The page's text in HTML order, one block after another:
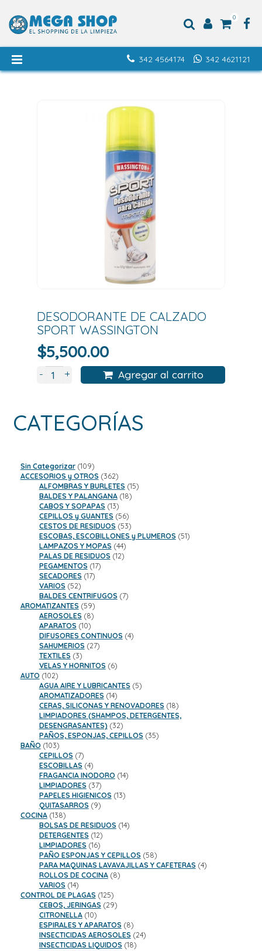
0
342 4621121
342 4564174
DESODORANTE DE CALZADO
SPORT WASSINGTON
$5,500.00
- + Agregar al carrito
CATEGORÍAS
Sin Categorizar 109109
productos
ACCESORIOS y OTROS 362362
productos
ALFOMBRAS Y BURLETES 1515
BALDES Y PALANGANA 1818
CABOS Y SOPAPAS 1313
productos
CEPILLOS y GUANTES 5656
productos
CESTOS DE RESIDUOS 5353
productos
ESCOBAS, ESCOBILLONES y PLUMEROS 5151
LAMPAZOS Y MOPAS 4444
productos
PALAS DE RESIDUOS 1212
PEGAMENTOS 1717
SECADORES 1717
VARIOS 5252
productos
BALDES CENTRIFUGOS 77
AROMATIZANTES 5959
productos
AEROSOLES 88
productos
APARATOS 1010
productos
DIFUSORES CONTINUOS 44
SAHUMERIOS 2727
TEXTILES 33
productos
VELAS Y HORNITOS 66
AUTO 102102
productos
AGUA AIRE Y LUBRICANTES 55
AROMATIZADORES 1414
productos
CERAS, SILICONAS Y RENOVADORES 1818
productos
LIMPIADORES (SHAMPOS, DETERGENTES,
DESENGRASANTES) 3232
productos
PAÑOS, ESPONJAS, CEPILLOS 3535
BAÑO 103103
productos
CEPILLOS 77
productos
ESCOBILLAS 44
productos
FRAGANCIA INODORO 1414
LIMPIADORES 3737
productos
PAPELES HIGIENICOS 1313
QUITASARROS 99
COCINA 138138
productos
BOLSAS DE RESIDUOS 1414
DETERGENTES 1212
productos
LIMPIADORES 1616
productos
PAÑO ESPONJAS Y CEPILLOS 5858
productos
PARA MAQUINAS LAVAVAJILLAS Y CAFETERAS 44
ROLLOS DE COCINA 88
VARIOS 1414
productos
CONTROL DE PLAGAS 125125
productos
CEBOS, JERINGAS 2929
CITRONELLA 1010
productos
ESPIRALES Y APARATOS 88
productos
INSECTICIDAS AEROSOLES 2424
INSECTICIDAS LIQUIDOS 1818